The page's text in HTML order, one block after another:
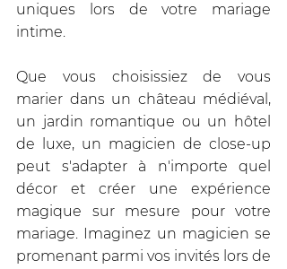
uniques lors de votre mariage
intime.
Que vous choisissiez de vous
marier dans un château médiéval,
un jardin romantique ou un hôtel
de luxe, un magicien de close-up
peut s'adapter à n'importe quel
décor et créer une expérience
magique sur mesure pour votre
mariage. Imaginez un magicien se
promenant parmi vos invités lors de